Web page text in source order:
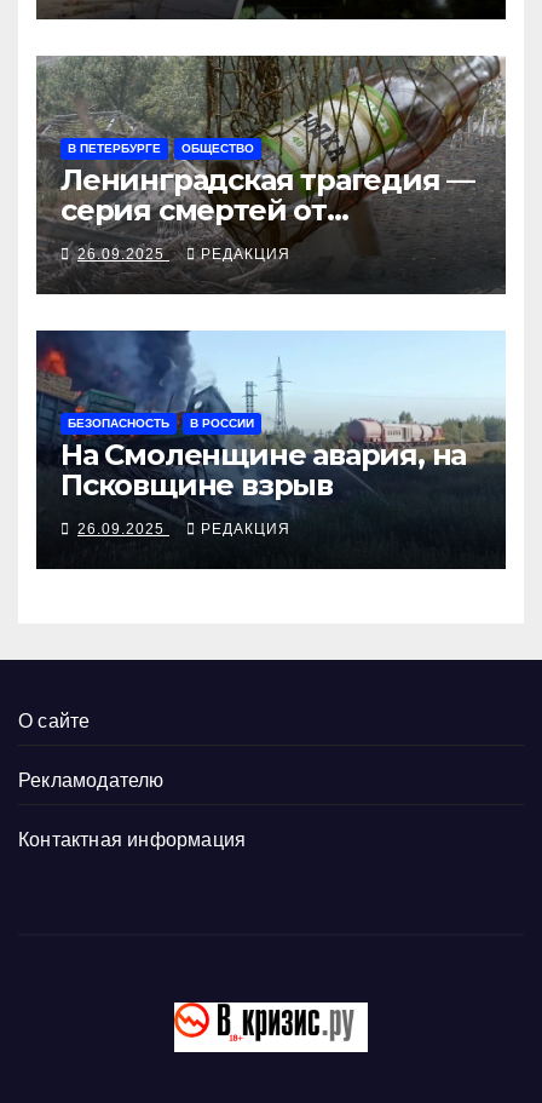
В ПЕТЕРБУРГЕ ОБЩЕСТВО
Ленинградская трагедия —
серия смертей от
алкосуррогата
26.09.2025 РЕДАКЦИЯ
БЕЗОПАСНОСТЬ В РОССИИ
На Смоленщине авария, на
Псковщине взрыв
26.09.2025 РЕДАКЦИЯ
О сайте
Рекламодателю
Контактная информация